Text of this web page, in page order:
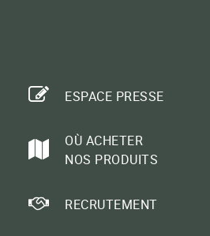
ESPACE PRESSE
OÙ ACHETER
NOS PRODUITS
RECRUTEMENT